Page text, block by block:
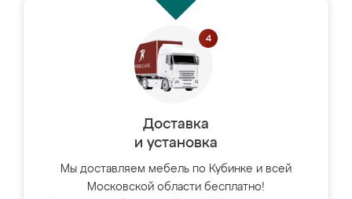
Доставка
и установка
Мы доставляем мебель по Кубинке и всей
Московской области бесплатно!